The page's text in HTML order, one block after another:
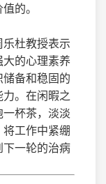
的。
杜教授表示
的心理素养
备和稳固的
。在闲暇之
杯茶，淡淡
工作中紧绷
一轮的治病